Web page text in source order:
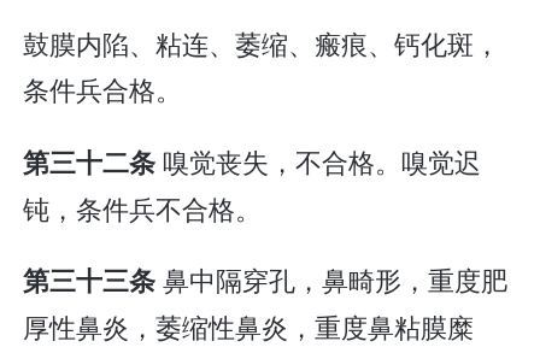
鼓膜内陷、粘连、萎缩、瘢痕、钙化斑，
条件兵合格。
第三十二条 嗅觉丧失，不合格。嗅觉迟
钝，条件兵不合格。
第三十三条鼻中隔穿孔，鼻畸形，重度肥
厚性鼻炎，萎缩性鼻炎，重度鼻粘膜糜